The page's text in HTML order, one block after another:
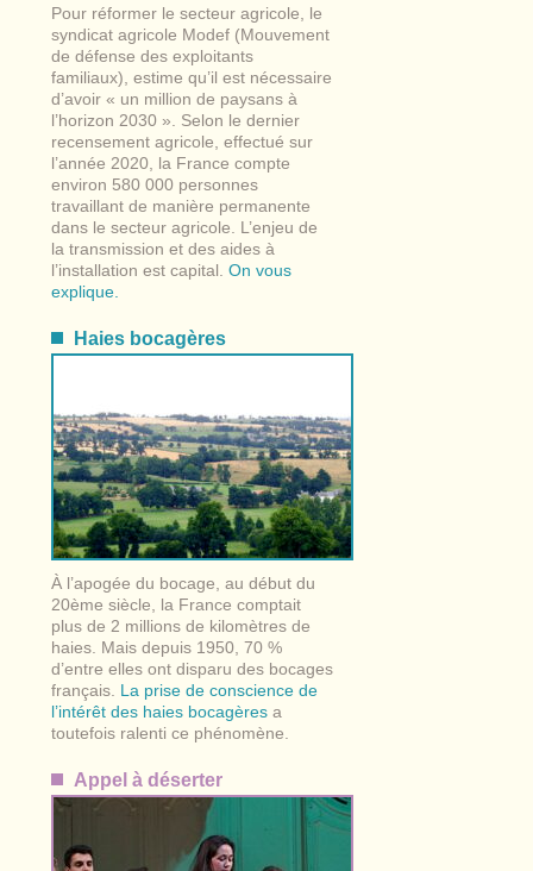
Pour réformer le secteur agricole, le
syndicat agricole Modef (Mouvement
de défense des exploitants
familiaux), estime qu’il est nécessaire
d’avoir « un million de paysans à
l’horizon 2030 ». Selon le dernier
recensement agricole, effectué sur
l’année 2020, la France compte
environ 580 000 personnes
travaillant de manière permanente
dans le secteur agricole. L’enjeu de
la transmission et des aides à
l’installation est capital.On vous
explique.
Haies bocagères
À l’apogée du bocage, au début du
20ème siècle, la France comptait
plus de 2 millions de kilomètres de
haies. Mais depuis 1950, 70 %
d’entre elles ont disparu des bocages
français. La prise de conscience de
l’intérêt des haies bocagères a
toutefois ralenti ce phénomène.
Appel à déserter